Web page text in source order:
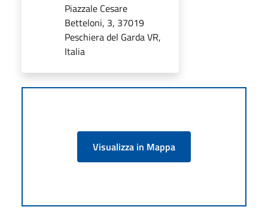
Piazzale Cesare
Betteloni, 3, 37019
Peschiera del Garda VR,
Italia
Visualizza in Mappa